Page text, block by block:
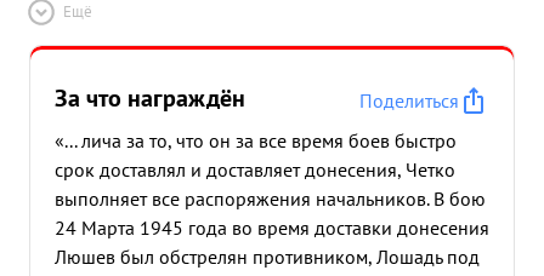
Ещё
За что награждён
Поделиться
«... лича за то, что он за все время боев быстро
срок доставлял и доставляет донесения, Четко
выполняет все распоряжения начальников. В бою
24 Марта 1945 года во время доставки донесения
Люшев был обстрелян противником, Лошадь под